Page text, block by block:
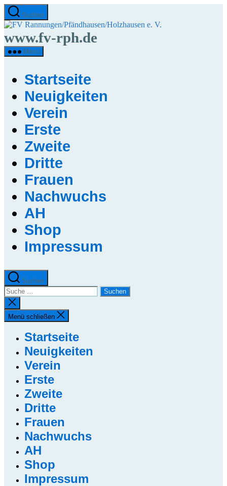
Direkt
zum
Inhalt
wechseln
Suchen
www.fv-rph.de
Menü
Startseite
Neuigkeiten
Verein
Erste
Zweite
Dritte
Frauen
Nachwuchs
AH
Shop
Impressum
Suchen
Suche
nach:
Suche
schließen
Menü schließen
Startseite
Neuigkeiten
Verein
Erste
Zweite
Dritte
Frauen
Nachwuchs
AH
Shop
Impressum